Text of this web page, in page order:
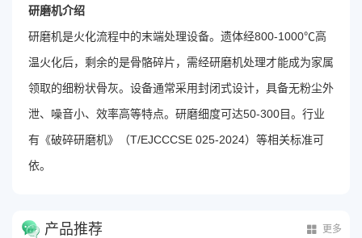
研磨机介绍
研磨机是火化流程中的末端处理设备。遗体经800-1000℃高
温火化后，剩余的是骨骼碎片，需经研磨机处理才能成为家属
领取的细粉状骨灰。设备通常采用封闭式设计，具备无粉尘外
泄、噪音小、效率高等特点。研磨细度可达50-300目。行业
有《破碎研磨机》（T/EJCCCSE 025-2024）等相关标准可
依。
产品推荐 更多